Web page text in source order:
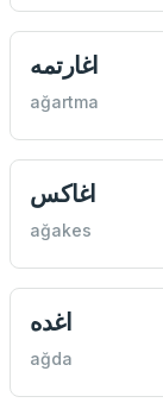
اغارتمه
ağartma
اغاكس
ağakes
اغده
ağda